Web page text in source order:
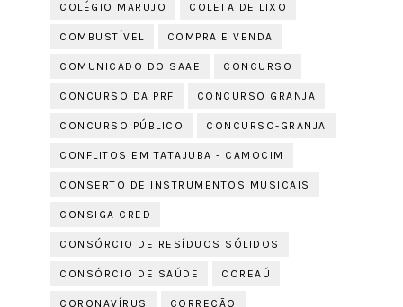
COLÉGIO MARUJO COLETA DE LIXO
COMBUSTÍVEL COMPRA E VENDA
COMUNICADO DO SAAE CONCURSO
CONCURSO DA PRF CONCURSO GRANJA
CONCURSO PÚBLICO CONCURSO-GRANJA
CONFLITOS EM TATAJUBA - CAMOCIM
CONSERTO DE INSTRUMENTOS MUSICAIS
CONSIGA CRED
CONSÓRCIO DE RESÍDUOS SÓLIDOS
CONSÓRCIO DE SAÚDE COREAÚ
CORONAVÍRUS CORREÇÃO